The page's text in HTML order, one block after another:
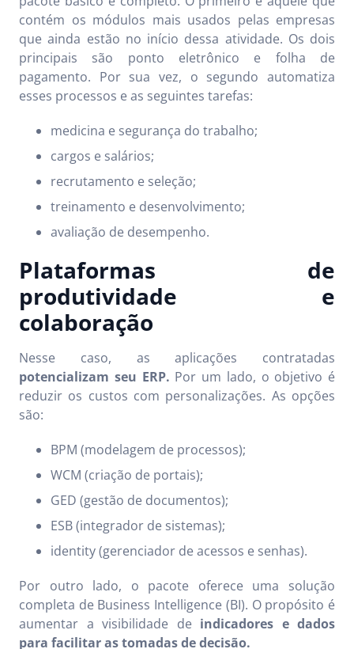
contém os módulos mais usados pelas empresas
que ainda estão no início dessa atividade. Os dois
principais são ponto eletrônico e folha de
pagamento. Por sua vez, o segundo automatiza
esses processos e as seguintes tarefas:
medicina e segurança do trabalho;
cargos e salários;
recrutamento e seleção;
treinamento e desenvolvimento;
avaliação de desempenho.
Plataformas de
produtividade e
colaboração
Nesse caso, as aplicações contratadas
potencializam seu ERP. Por um lado, o objetivo é
reduzir os custos com personalizações. As opções
são:
BPM (modelagem de processos);
WCM (criação de portais);
GED (gestão de documentos);
ESB (integrador de sistemas);
identity (gerenciador de acessos e senhas).
Por outro lado, o pacote oferece uma solução
completa de Business Intelligence (BI). O propósito é
aumentar a visibilidade de indicadores e dados
para facilitar as tomadas de decisão.